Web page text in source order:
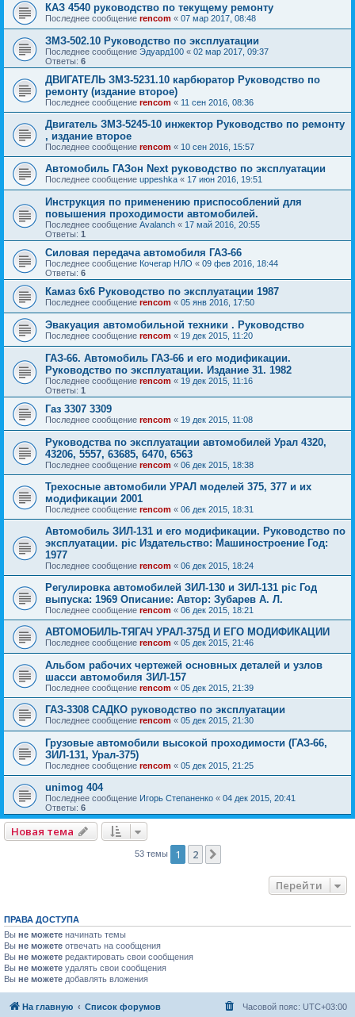
КАЗ 4540 руководство по текущему ремонту
Последнее сообщение rencom « 07 мар 2017, 08:48
ЗМЗ-502.10 Руководство по эксплуатации
Последнее сообщение Эдуард100 « 02 мар 2017, 09:37
Ответы: 6
ДВИГАТЕЛЬ ЗМЗ-5231.10 карбюратор Руководство по
ремонту (издание второе)
Последнее сообщение rencom « 11 сен 2016, 08:36
Двигатель ЗМЗ-5245-10 инжектор Руководство по ремонту
, издание второе
Последнее сообщение rencom « 10 сен 2016, 15:57
Автомобиль ГАЗон Next руководство по эксплуатации
Последнее сообщение uppeshka « 17 июн 2016, 19:51
Инструкция по применению приспособлений для
повышения проходимости автомобилей.
Последнее сообщение Avalanch « 17 май 2016, 20:55
Ответы: 1
Силовая передача автомобиля ГАЗ-66
Последнее сообщение Кочегар НЛО « 09 фев 2016, 18:44
Ответы: 6
Камаз 6x6 Руководство по эксплуатации 1987
Последнее сообщение rencom « 05 янв 2016, 17:50
Эвакуация автомобильной техники . Руководство
Последнее сообщение rencom « 19 дек 2015, 11:20
ГАЗ-66. Автомобиль ГАЗ-66 и его модификации.
Руководство по эксплуатации. Издание 31. 1982
Последнее сообщение rencom « 19 дек 2015, 11:16
Ответы: 1
Газ 3307 3309
Последнее сообщение rencom « 19 дек 2015, 11:08
Руководства по эксплуатации автомобилей Урал 4320,
43206, 5557, 63685, 6470, 6563
Последнее сообщение rencom « 06 дек 2015, 18:38
Трехосные автомобили УРАЛ моделей 375, 377 и их
модификации 2001
Последнее сообщение rencom « 06 дек 2015, 18:31
Автомобиль ЗИЛ-131 и его модификации. Руководство по
эксплуатации. pic Издательство: Машиностроение Год:
1977
Последнее сообщение rencom « 06 дек 2015, 18:24
Регулировка автомобилей ЗИЛ-130 и ЗИЛ-131 pic Год
выпуска: 1969 Описание: Автор: Зубарев А. Л.
Последнее сообщение rencom « 06 дек 2015, 18:21
АВТОМОБИЛЬ-ТЯГАЧ УРАЛ-375Д И ЕГО МОДИФИКАЦИИ
Последнее сообщение rencom « 05 дек 2015, 21:46
Альбом рабочих чертежей основных деталей и узлов
шасси автомобиля ЗИЛ-157
Последнее сообщение rencom « 05 дек 2015, 21:39
ГАЗ-3308 САДКО руководство по эксплуатации
Последнее сообщение rencom « 05 дек 2015, 21:30
Грузовые автомобили высокой проходимости (ГАЗ-66,
ЗИЛ-131, Урал-375)
Последнее сообщение rencom « 05 дек 2015, 21:25
unimog 404
Последнее сообщение Игорь Степаненко « 04 дек 2015, 20:41
Ответы: 6
Новая тема
53 темы 1 2
Перейти
ПРАВА ДОСТУПА
Вы не можете начинать темы
Вы не можете отвечать на сообщения
Вы не можете редактировать свои сообщения
Вы не можете удалять свои сообщения
Вы не можете добавлять вложения
На главную Список форумов Часовой пояс: UTC+03:00